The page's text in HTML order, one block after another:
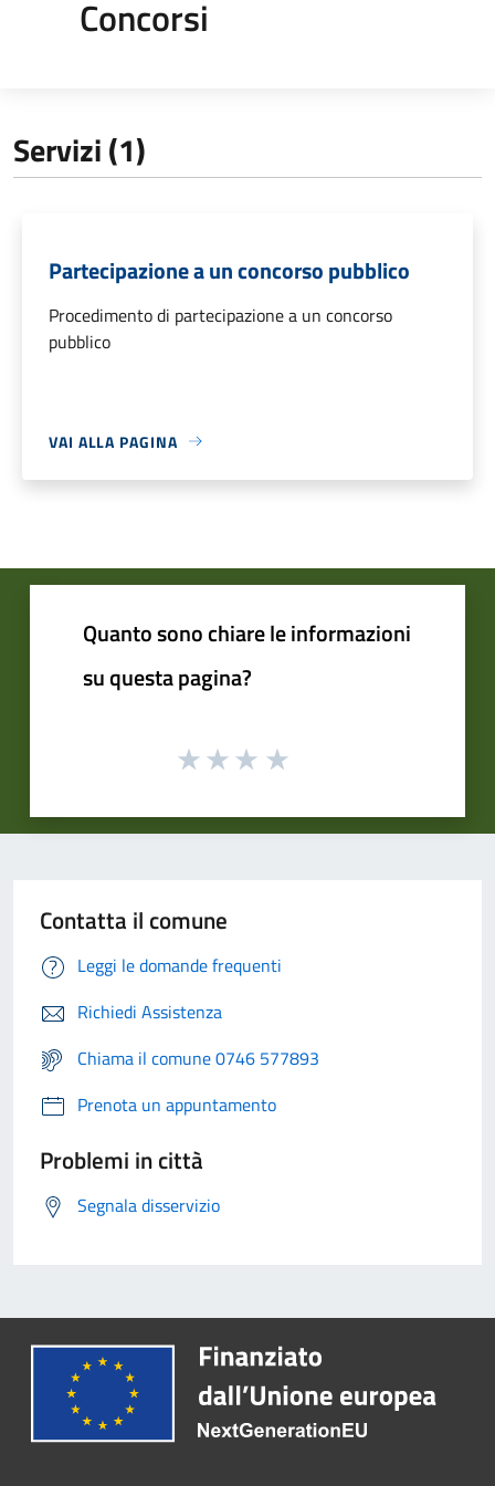
Concorsi
Servizi (1)
Partecipazione a un concorso pubblico
Procedimento di partecipazione a un concorso
pubblico
VAI ALLA PAGINA
Quanto sono chiare le informazioni
su questa pagina?
Contatta il comune
Leggi le domande frequenti
Richiedi Assistenza
Chiama il comune 0746 577893
Prenota un appuntamento
Problemi in città
Segnala disservizio